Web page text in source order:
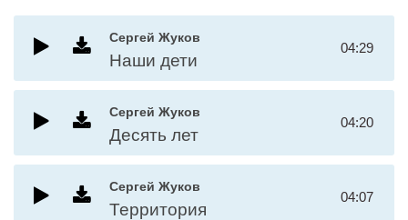
Сергей Жуков
Наши дети
04:29
Сергей Жуков
Десять лет
04:20
Сергей Жуков
Территория
04:07